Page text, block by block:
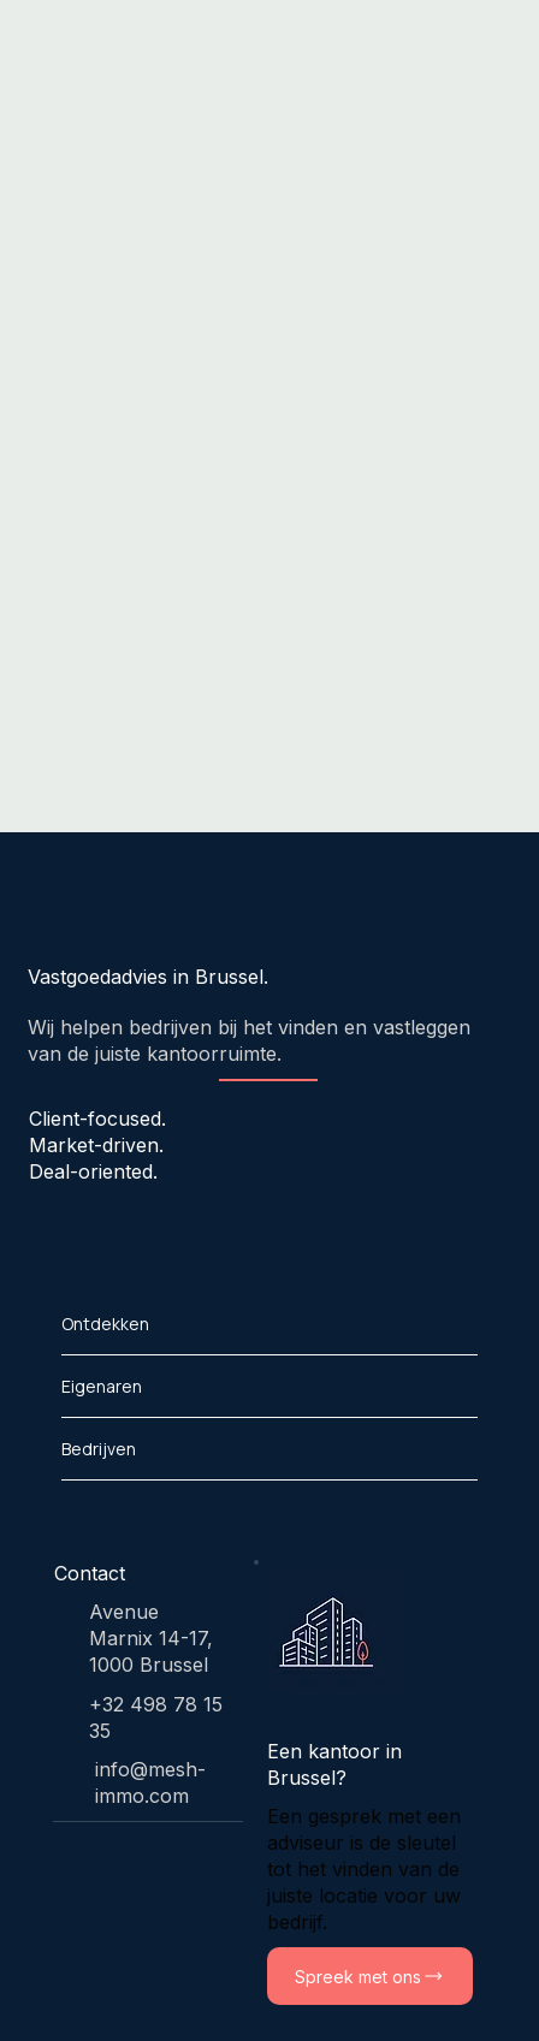
Vastgoedadvies in Brussel.
Wij helpen bedrijven bij het vinden en vastleggen
van de juiste kantoorruimte.
Client-focused.
Market-driven.
Deal-oriented.
Ontdekken
Eigenaren
Bedrijven
Contact
Avenue
Marnix 14-17,
1000 Brussel
+32 498 78 15
35
info@mesh-
immo.com
Een kantoor in
Brussel?
Een gesprek met een
adviseur is de sleutel
tot het vinden van de
juiste locatie voor uw
bedrijf.
Spreek met ons